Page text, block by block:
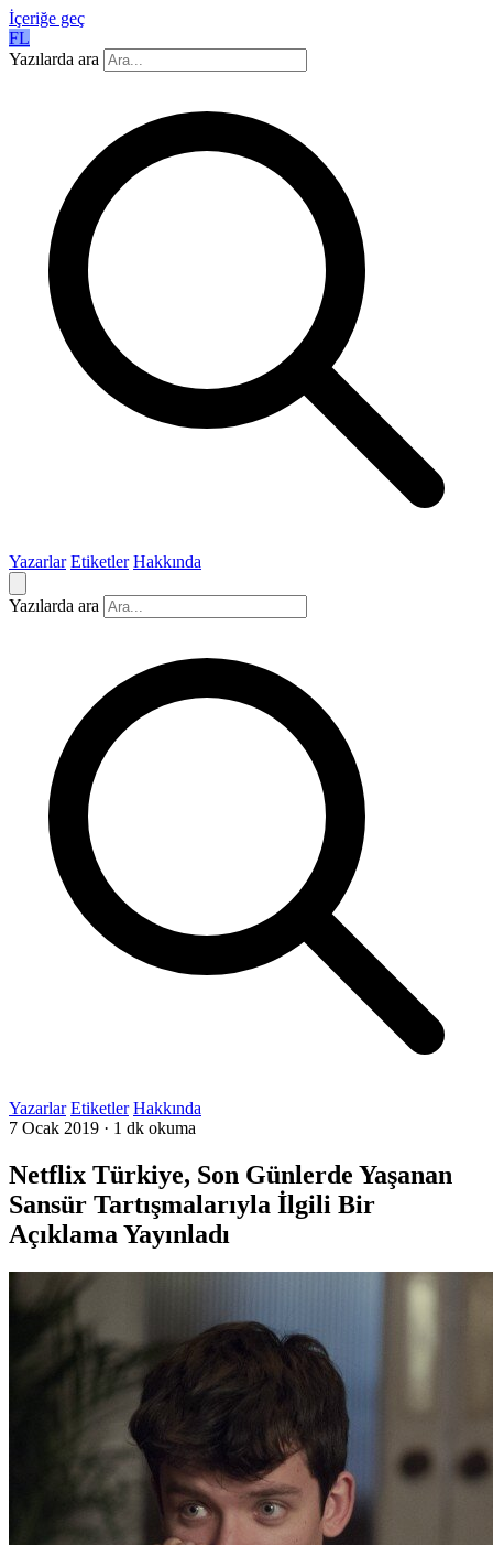
İçeriğe geç
FL
Yazılarda ara
Yazarlar Etiketler Hakkında
Yazılarda ara
Yazarlar Etiketler Hakkında
7 Ocak 2019 · 1 dk okuma
Netflix Türkiye, Son Günlerde Yaşanan
Sansür Tartışmalarıyla İlgili Bir
Açıklama Yayınladı